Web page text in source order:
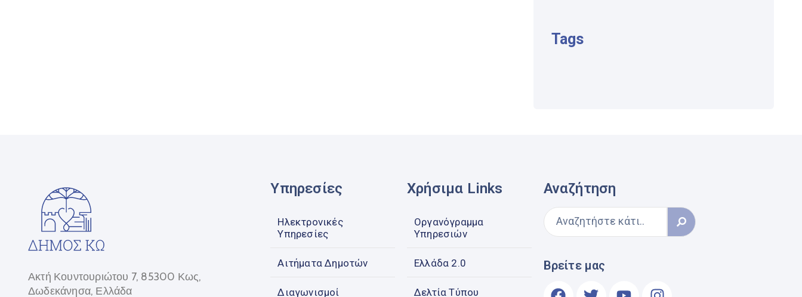
Tags
Ακτή Κουντουριώτου 7, 85300 Κως,
Δωδεκάνησα, Ελλάδα
Υπηρεσίες
Ηλεκτρονικές
Υπηρεσίες
Αιτήματα Δημοτών
Διαγωνισμοί
Χρήσιμα Links
Οργανόγραμμα
Υπηρεσιών
Ελλάδα 2.0
Δελτία Τύπου
Αναζήτηση
Βρείτε μας